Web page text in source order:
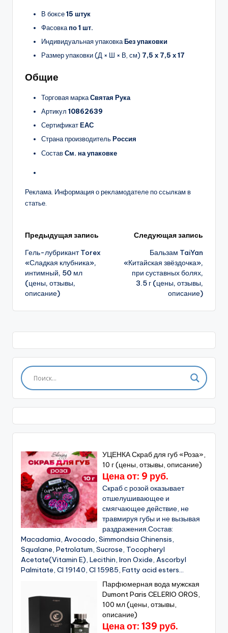
В боксе15 штук
Фасовкапо 1 шт.
Индивидуальная упаковкаБез упаковки
Размер упаковки (Д × Ш × В, см) 7,5 х 7,5 х 17
Общие
Торговая маркаСвятая Рука
Артикул 10862639
СертификатЕАС
Страна производительРоссия
СоставСм. на упаковке
Реклама. Информация о рекламодателе по ссылкам в
статье.
Навигация
записи
Предыдущая запись
Гель-лубрикант Torex
«Сладкая клубника»,
интимный, 50 мл
(цены, отзывы,
описание)
Следующая запись
Бальзам TaiYan
«Китайская звёздочка»,
при суставных болях,
3.5 г (цены, отзывы,
описание)
УЦЕНКА Скраб для губ «Роза»,
10 г (цены, отзывы, описание)
Цена от: 9 руб.
Скраб с розой оказывает
отшелушивающее и
смягчающее действие, не
травмируя губы и не вызывая
раздражения.Состав:
Macadamia, Avocado, Simmondsia Chinensis,
Squalane, Petrolatum, Sucrose, Tocopheryl
Acetate(Vitamin E), Lecithin, Iron Oxide, Ascorbyl
Palmitate, CI 19140, CI 15985, Fatty acid esters...
Парфюмерная вода мужская
Dumont Paris CELERIO OROS,
100 мл (цены, отзывы,
описание)
Цена от: 139 руб.